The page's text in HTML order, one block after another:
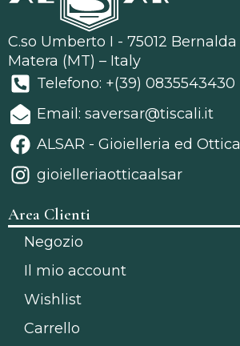
C.so Umberto I - 75012 Bernalda
Matera (MT) – Italy
Telefono: +(39) 0835543430
Email: saversar@tiscali.it
ALSAR - Gioielleria ed Ottica
gioielleriaotticaalsar
Area Clienti
Negozio
Il mio account
Wishlist
Carrello